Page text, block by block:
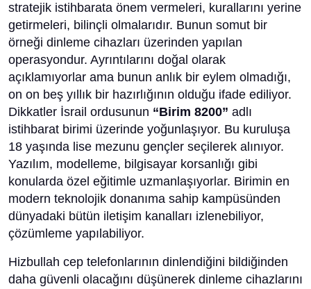
stratejik istihbarata önem vermeleri, kurallarını yerine
getirmeleri, bilinçli olmalarıdır. Bunun somut bir
örneği dinleme cihazları üzerinden yapılan
operasyondur. Ayrıntılarını doğal olarak
açıklamıyorlar ama bunun anlık bir eylem olmadığı,
on on beş yıllık bir hazırlığının olduğu ifade ediliyor.
Dikkatler İsrail ordusunun “Birim 8200” adlı
istihbarat birimi üzerinde yoğunlaşıyor. Bu kuruluşa
18 yaşında lise mezunu gençler seçilerek alınıyor.
Yazılım, modelleme, bilgisayar korsanlığı gibi
konularda özel eğitimle uzmanlaşıyorlar. Birimin en
modern teknolojik donanıma sahip kampüsünden
dünyadaki bütün iletişim kanalları izlenebiliyor,
çözümleme yapılabiliyor.
Hizbullah cep telefonlarının dinlendiğini bildiğinden
daha güvenli olacağını düşünerek dinleme cihazlarını